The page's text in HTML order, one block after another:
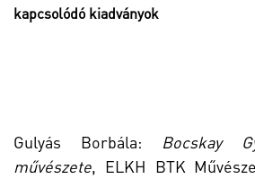
kapcsolódó kiadványok
Gulyás Borbála: Bocskay
művészete, ELKH BTK